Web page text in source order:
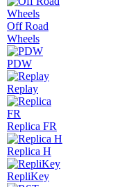
Off Road
Wheels
PDW
Replay
Replica FR
Replica H
RepliKey